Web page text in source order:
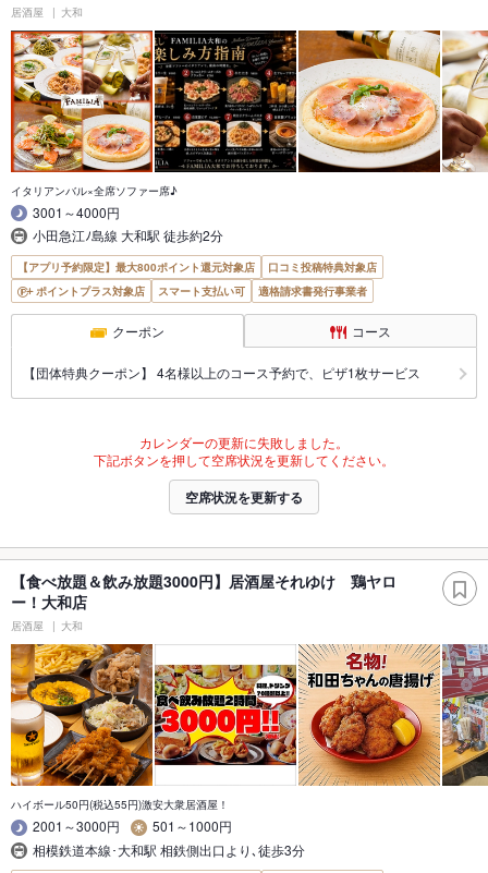
居酒屋 大和
イタリアンバル×全席ソファー席♪
3001～4000円
小田急江ﾉ島線 大和駅 徒歩約2分
【アプリ予約限定】最大800ポイント還元対象店
口コミ投稿特典対象店
ポイントプラス対象店
スマート支払い可 適格請求書発行事業者
クーポン コース
【団体特典クーポン】 4名様以上のコース予約で、ピザ1枚サービス
カレンダーの更新に失敗しました。
下記ボタンを押して空席状況を更新してください。
空席状況を更新する
【食べ放題＆飲み放題3000円】居酒屋それゆけ 鶏ヤロ
ー！大和店
居酒屋 大和
ハイボール50円(税込55円)激安大衆居酒屋！
2001～3000円
501～1000円
相模鉄道本線･大和駅 相鉄側出口より､徒歩3分